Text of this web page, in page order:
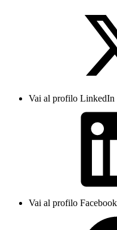
Vai al profilo LinkedIn
Vai al profilo